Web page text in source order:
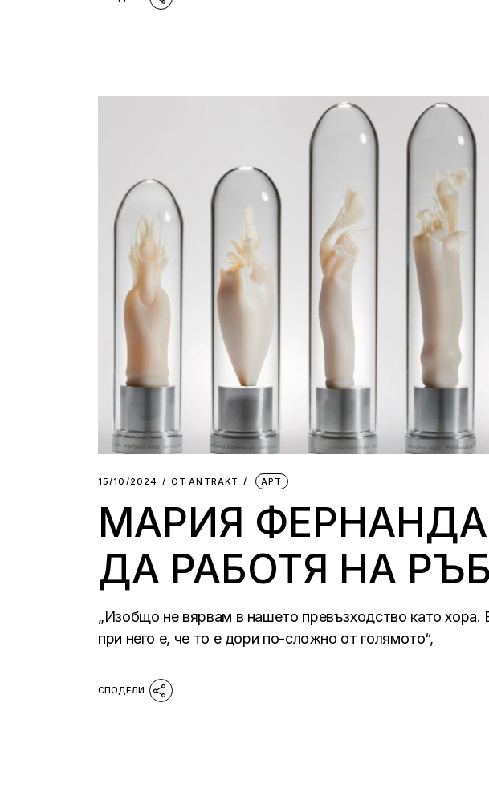
15/10/2024 ОТ АNTRAKT АРТ
МАРИЯ
ДА РАБОТЯ НА
„Изобщо не вярвам в нашето превъзходство като
при него е, че то е дори по-сложно от голямото“,